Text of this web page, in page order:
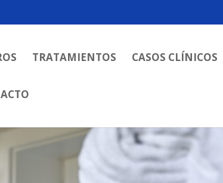
TRATAMIENTOS CASOS CLÍNICOS